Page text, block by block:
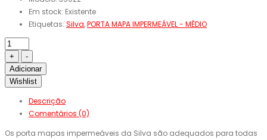
Em stock: Existente
Etiquetas: Silva,PORTA MAPA IMPERMEÁVEL - MÉDIO
Adicionar
Wishlist
Descrição
Comentários (0)
Os porta mapas impermeáveis da Silva são ​​adequados para todas